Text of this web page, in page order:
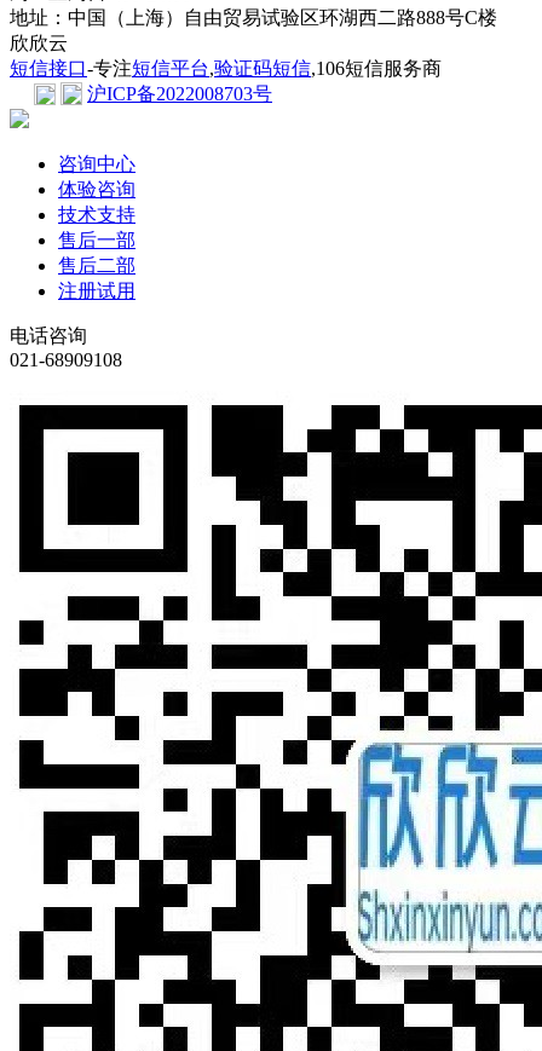
地址：中国（上海）自由贸易试验区环湖西二路888号C楼
欣欣云
短信接口-专注短信平台,验证码短信,106短信服务商
沪ICP备2022008703号
咨询中心
体验咨询
技术支持
售后一部
售后二部
注册试用
电话咨询
021-68909108